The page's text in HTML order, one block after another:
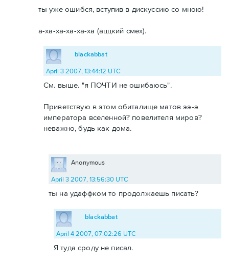
ты уже ошибся, вступив в дискуссию со мною!
а-ха-ха-ха-ха-ха (аццкий смех).
blackabbat
April 3 2007, 13:44:12 UTC
См. выше. "я ПОЧТИ не ошибаюсь".
Приветствую в этом обиталище матов ээ-э
императора вселенной? повелителя миров?
неважно, будь как дома.
Anonymous
April 3 2007, 13:56:30 UTC
ты на удаффком то продолжаешь писать?
blackabbat
April 4 2007, 07:02:26 UTC
Я туда сроду не писал.